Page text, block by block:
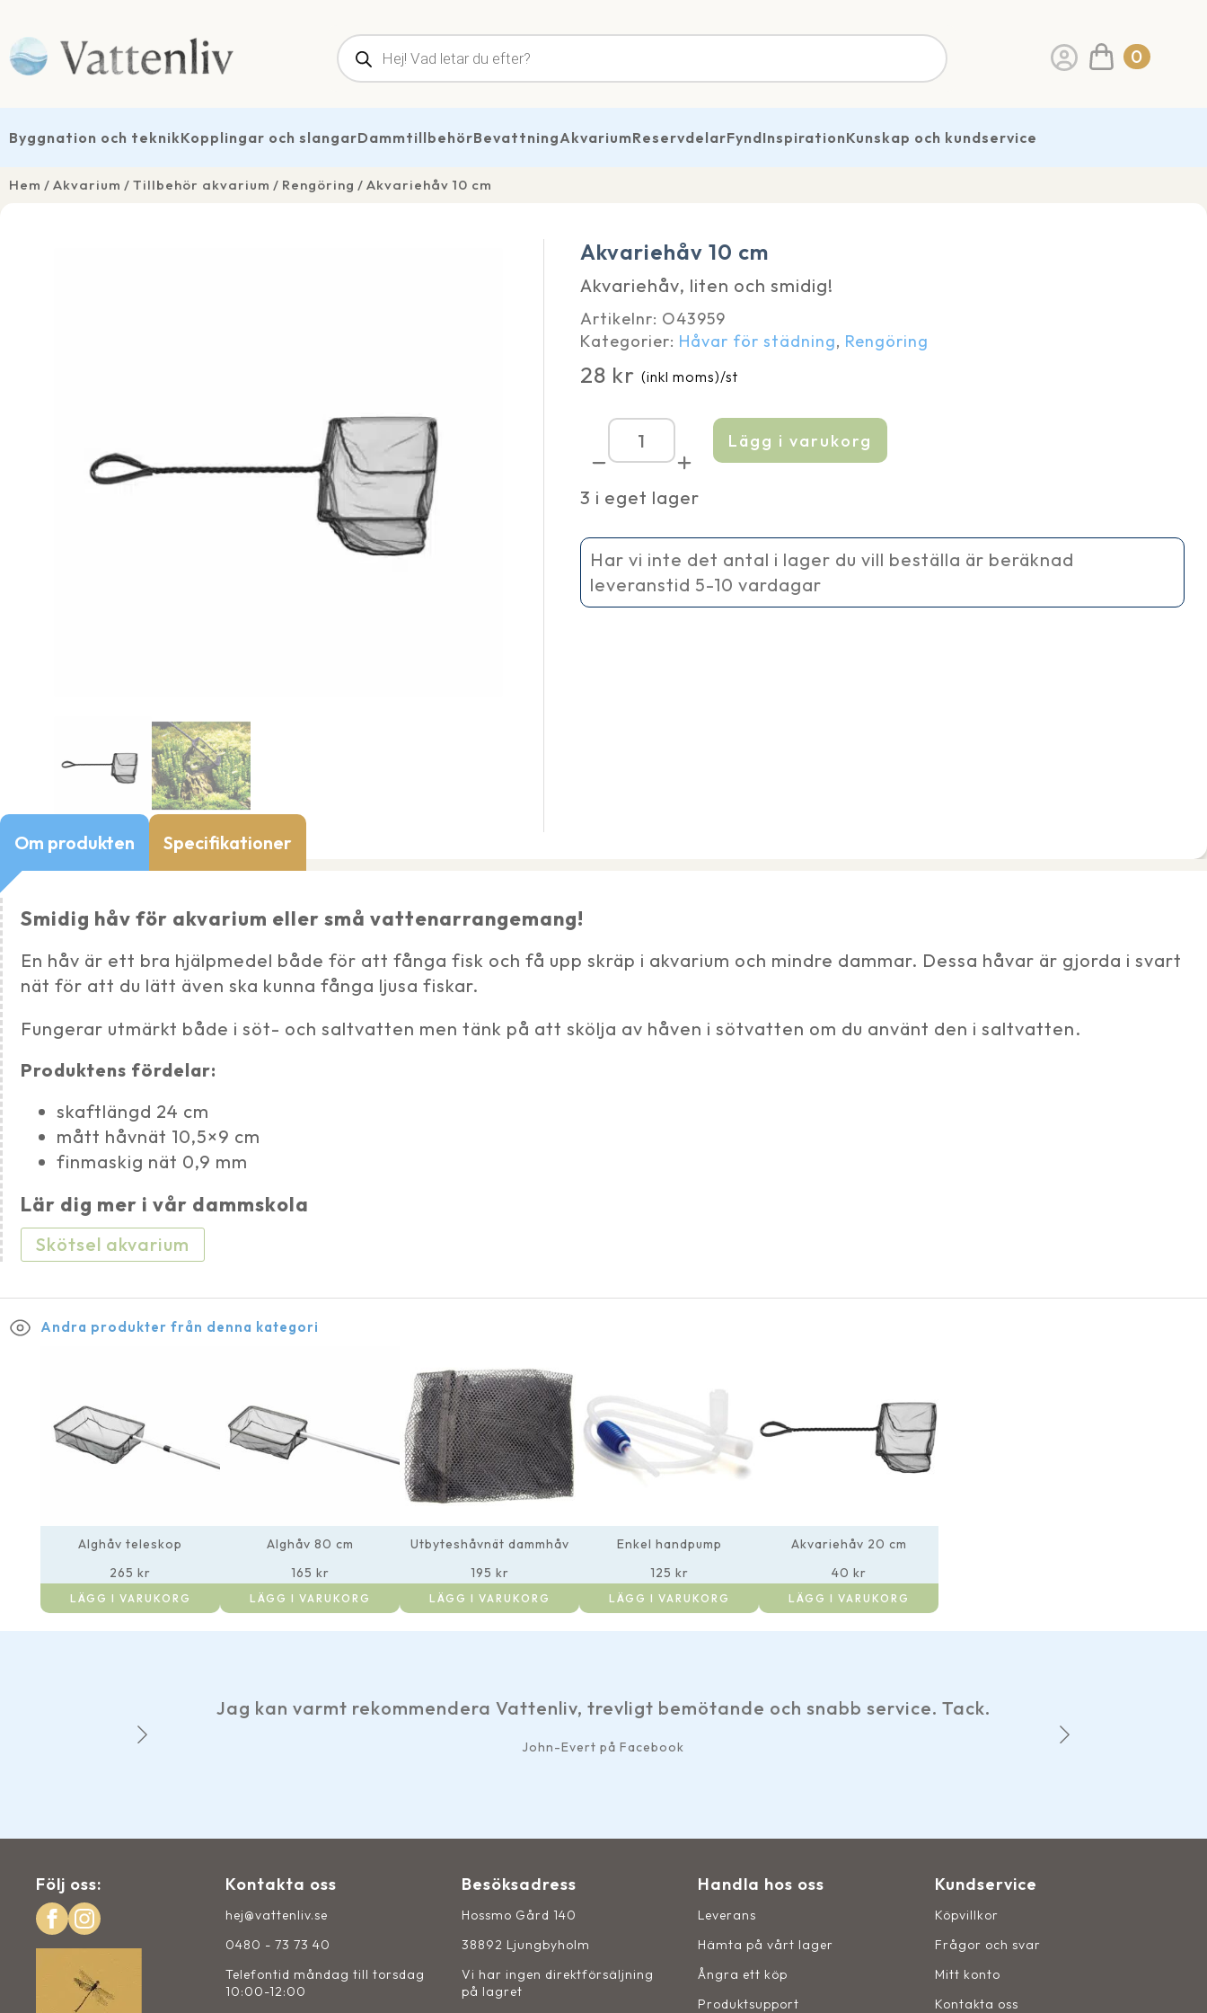
Produktsökning
0
Byggnation och teknikKopplingar och slangarDammtillbehörBevattningAkvariumReservdelarFyndInspirationKunskap och kundservice
Hem Akvarium Tillbehör akvarium Rengöring Akvariehåv 10 cm
Akvariehåv 10 cm
Akvariehåv, liten och smidig!
Artikelnr: O43959
Kategorier: Håvar för städning, Rengöring
28 kr (inkl moms)/st
3 i eget lager
Akvariehåv
10
mängd
Lägg i varukorg
Har vi inte det antal i lager du vill beställa är beräknad
leveranstid 5-10 vardagar
Om produkten Specifikationer
Smidig håv för akvarium eller små vattenarrangemang!
En håv är ett bra hjälpmedel både för att fånga fisk och få upp skräp i akvarium och mindre dammar. Dessa håvar är gjorda i svart
nät för att du lätt även ska kunna fånga ljusa fiskar.
Fungerar utmärkt både i söt- och saltvatten men tänk på att skölja av håven i sötvatten om du använt den i saltvatten.
Produktens fördelar:
skaftlängd 24 cm
mått håvnät 10,5×9 cm
finmaskig nät 0,9 mm
Lär dig mer i vår dammskola
Skötsel akvarium
Andra produkter från denna kategori
Alghåv teleskop
265 kr
LÄGG I VARUKORG
Alghåv 80 cm
165 kr
LÄGG I VARUKORG
Utbyteshåvnät dammhåv
195 kr
LÄGG I VARUKORG
Enkel handpump
125 kr
LÄGG I VARUKORG
Akvariehåv 20 cm
40 kr
LÄGG I VARUKORG
Jag kan varmt rekommendera Vattenliv, trevligt bemötande och snabb service. Tack.
John-Evert på Facebook
Följ oss: Kontakta oss
hej@vattenliv.se
0480 - 73 73 40
Telefontid måndag till torsdag
10:00-12:00
Besöksadress
Hossmo Gård 140
38892 Ljungbyholm
Vi har ingen direktförsäljning
på lagret
Handla hos oss
Leverans
Hämta på vårt lager
Ångra ett köp
Produktsupport
Kundservice
Köpvillkor
Frågor och svar
Mitt konto
Kontakta oss